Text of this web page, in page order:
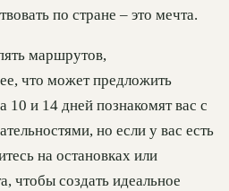
по стране – это мечта.
маршрутов,
что может предложить
и 14 дней познакомят вас с
но если у вас есть
на остановках или
чтобы создать идеальное